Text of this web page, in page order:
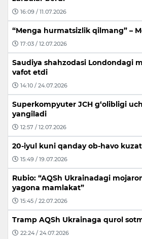
16:09 / 11.07.2026
“Menga hurmatsizlik qilmang” –
17:03 / 12.07.2026
Saudiya shahzodasi Londondagi
vafot etdi
14:10 / 24.07.2026
Superkompyuter JCH g‘olibligi
yangiladi
12:57 / 12.07.2026
20-iyul kuni qanday ob-havo
15:49 / 19.07.2026
Rubio: “AQSh Ukrainadagi
yagona mamlakat”
15:45 / 22.07.2026
Tramp AQSh Ukrainaga qurol
22:24 / 24.07.2026